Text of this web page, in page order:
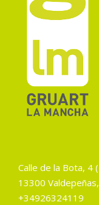
Calle de la Bota, 4
13300
+34926324119